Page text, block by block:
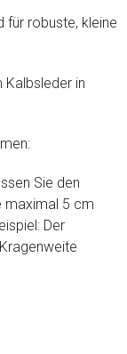
für robuste, kleine
Kalbsleder in
Sie den
maximal 5 cm
Der